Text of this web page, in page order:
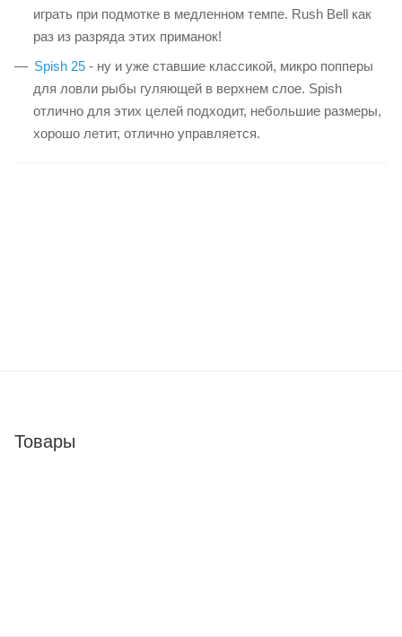
играть при подмотке в медленном темпе. Rush Bell как
раз из разряда этих приманок!
Spish 25 - ну и уже ставшие классикой, микро попперы
для ловли рыбы гуляющей в верхнем слое. Spish
отлично для этих целей подходит, небольшие размеры,
хорошо летит, отлично управляется.
Товары